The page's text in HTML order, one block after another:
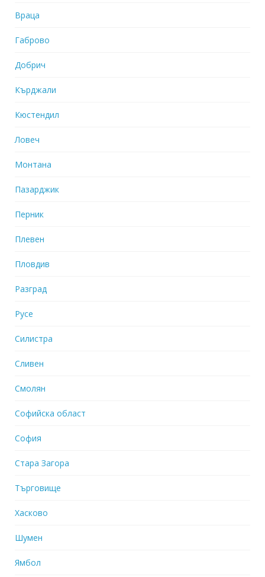
Враца
Габрово
Добрич
Кърджали
Кюстендил
Ловеч
Монтана
Пазарджик
Перник
Плевен
Пловдив
Разград
Русе
Силистра
Сливен
Смолян
Софийска област
София
Стара Загора
Търговище
Хасково
Шумен
Ямбол